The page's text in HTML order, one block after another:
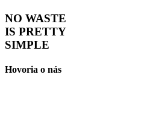
NO WASTE
IS PRETTY
SIMPLE
Hovoria o nás